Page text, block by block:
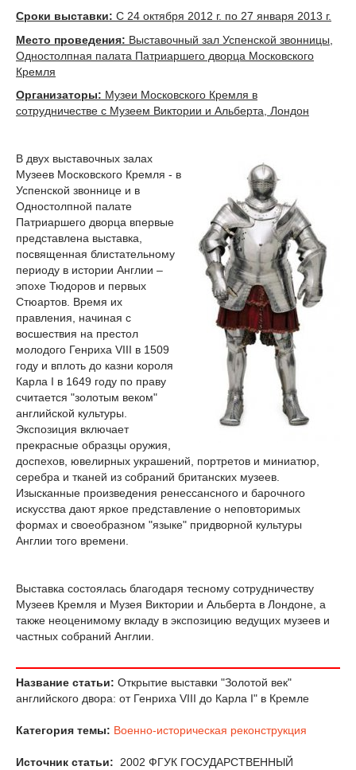
Сроки выставки: C 24 октября 2012 г. по 27 января 2013 г.
Место проведения: Выставочный зал Успенской звонницы,
Одностолпная палата Патриаршего дворца Московского
Кремля
Организаторы: Музеи Московского Кремля в
сотрудничестве с Музеем Виктории и Альберта, Лондон
В двух выставочных залах
Музеев Московского Кремля - в
Успенской звоннице и в
Одностолпной палате
Патриаршего дворца впервые
представлена выставка,
посвященная блистательному
периоду в истории Англии –
эпохе Тюдоров и первых
Стюартов. Время их
правления, начиная с
восшествия на престол
молодого Генриха VIII в 1509
году и вплоть до казни короля
Карла I в 1649 году по праву
считается "золотым веком"
английской культуры.
Экспозиция включает
прекрасные образцы оружия,
доспехов, ювелирных украшений, портретов и миниатюр,
серебра и тканей из собраний британских музеев.
Изысканные произведения ренессансного и барочного
искусства дают яркое представление о неповторимых
формах и своеобразном "языке" придворной культуры
Англии того времени.
Выставка состоялась благодаря тесному сотрудничеству
Музеев Кремля и Музея Виктории и Альберта в Лондоне, а
также неоценимому вкладу в экспозицию ведущих музеев и
частных собраний Англии.
Название статьи: Открытие выставки "Золотой век"
английского двора: от Генриха VIII до Карла I" в Кремле
Категория темы: Военно-историческая реконструкция
Источник статьи: 2002 ФГУК ГОСУДАРСТВЕННЫЙ